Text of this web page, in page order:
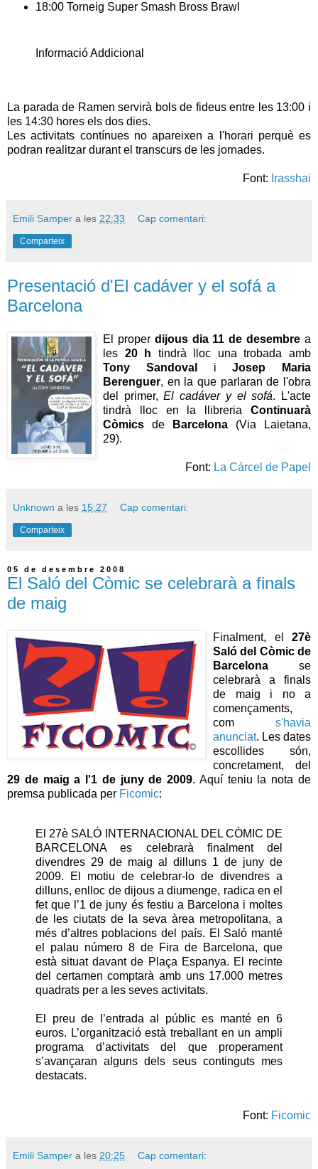
18:00 Torneig Super Smash Bross Brawl
Informació Addicional
La parada de Ramen servirà bols de fideus entre les 13:00 i
les 14:30 hores els dos dies.
Les activitats contínues no apareixen a l'horari perquè es
podran realitzar durant el transcurs de les jornades.
Font: Irasshai
Emili Samper a les 22:33 Cap comentari:
Comparteix
Presentació d'El cadáver y el sofá a
Barcelona
El proper dijous dia 11 de desembre a
les 20 h tindrà lloc una trobada amb
Tony Sandoval
iJosep Maria
Berenguer, en la que parlaran de l'obra
del primer,El cadáver y el sofá. L'acte
tindrà lloc en la llibreria Continuarà
Còmics de Barcelona (Via Laietana,
29).
Font: La Cárcel de Papel
Unknown a les 15:27 Cap comentari:
Comparteix
05 de desembre 2008
El Saló del Còmic se celebrarà a finals
de maig
Finalment, el 27è
Saló del Còmic de
Barcelona se
celebrarà a finals
de maig i no a
començaments,
com s'havia
anunciat. Les dates
escollides són,
concretament, del
29 de maig a l'1 de junyde 2009. Aquí teniu la nota de
premsa publicada per Ficomic:
El 27è SALÓ INTERNACIONAL DEL CÒMIC DE
BARCELONA es celebrarà finalment del
divendres 29 de maig al dilluns 1 de juny de
2009. El motiu de celebrar-lo de divendres a
dilluns, enlloc de dijous a diumenge, radica en el
fet que l’1 de juny és festiu a Barcelona i moltes
de les ciutats de la seva àrea metropolitana, a
més d’altres poblacions del país. El Saló manté
el palau número 8 de Fira de Barcelona, que
està situat davant de Plaça Espanya. El recinte
del certamen comptarà amb uns 17.000 metres
quadrats per a les seves activitats.
El preu de l’entrada al públic es manté en 6
euros. L’organització està treballant en un ampli
programa d’activitats del que properament
s’avançaran alguns dels seus continguts mes
destacats.
Font: Ficomic
Emili Samper a les 20:25 Cap comentari: